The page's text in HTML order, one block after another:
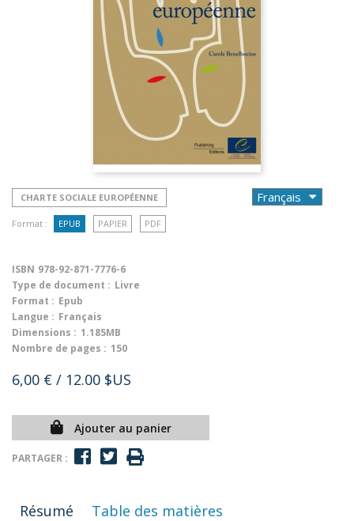
CHARTE SOCIALE EUROPÉENNE
Format : EPUB PAPIER PDF
ISBN 978-92-871-7776-6
Type de document : Livre
Format : Epub
Langue : Français
Dimensions : 1.185MB
Nombre de pages : 150
6,00 € / 12.00 $US
Ajouter au panier
PARTAGER :
Résumé Table des matières